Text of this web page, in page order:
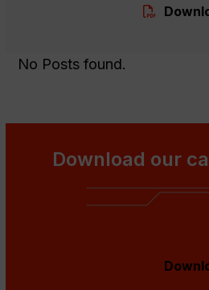
No Posts found.
Download our